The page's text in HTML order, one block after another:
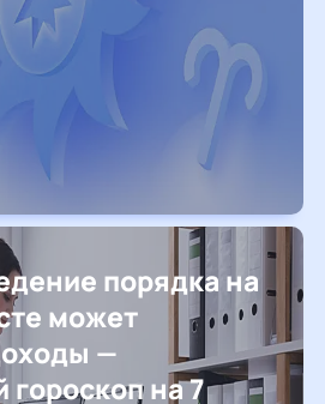
порядка на
может
—
на 7